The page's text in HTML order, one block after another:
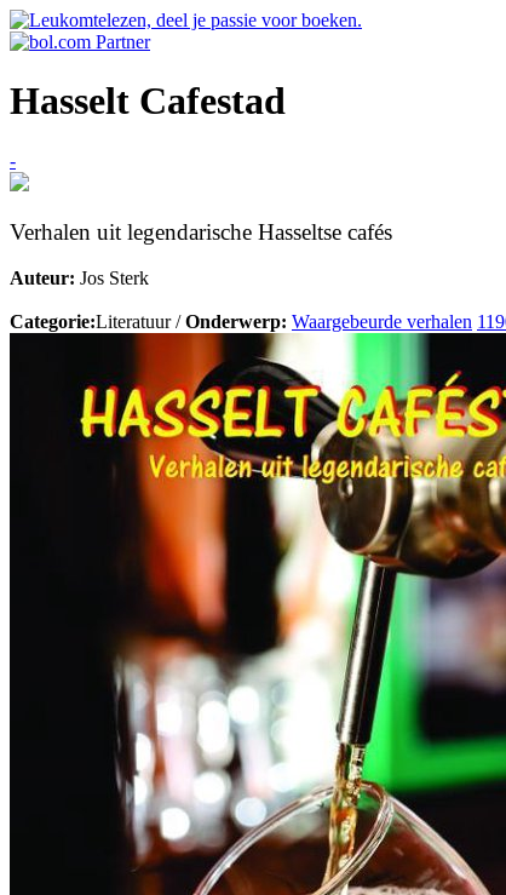
Hasselt Cafestad
-
Verhalen uit legendarische Hasseltse cafés
Auteur: Jos Sterk
Categorie:Literatuur /Onderwerp: Waargebeurde verhalen